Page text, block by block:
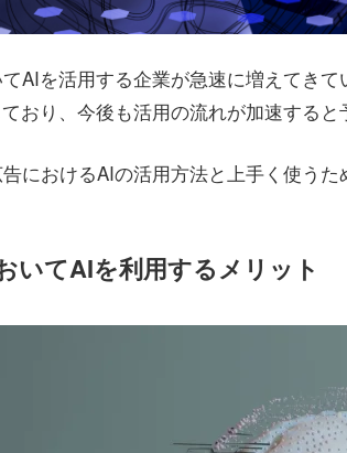
AIを活用する企業が急速に増えてきて
おり、今後も活用の流れが加速すると
におけるAIの活用方法と上手く使うた
いてAIを利用するメリット